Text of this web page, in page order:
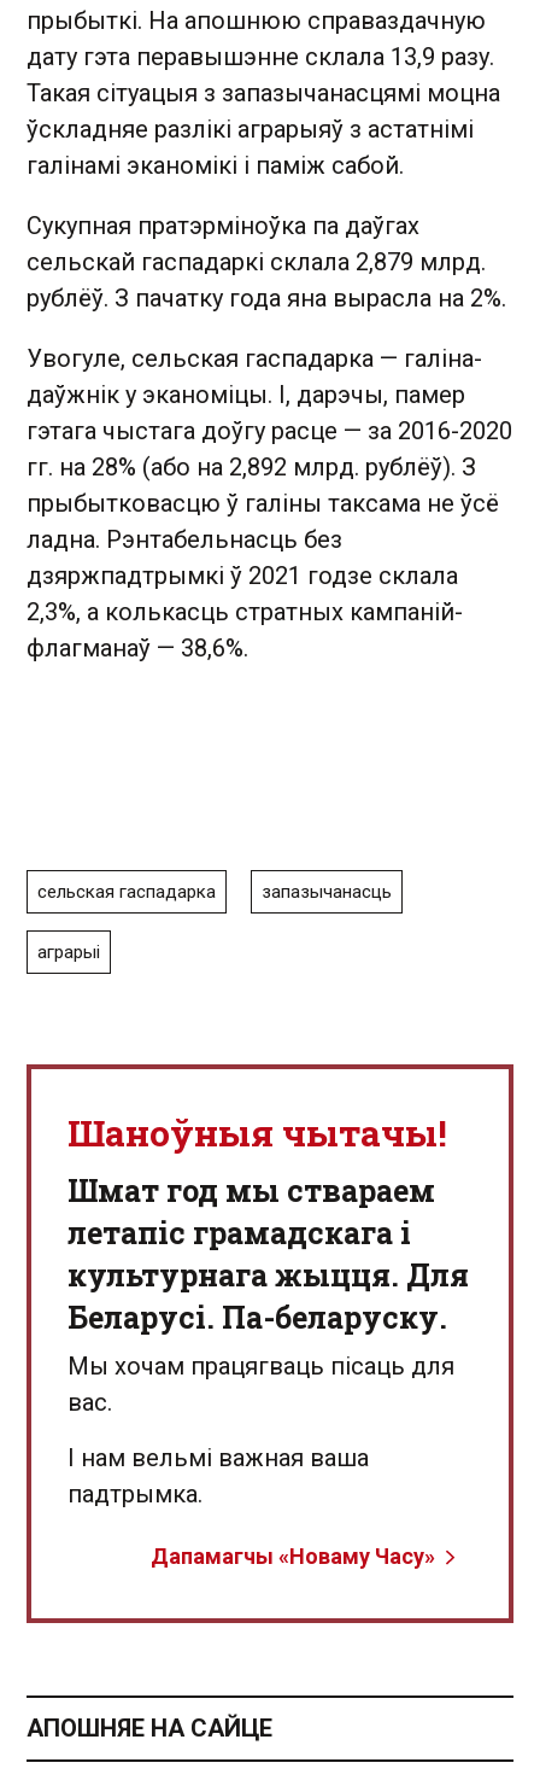
прыбыткі. На апошнюю справаздачную
дату гэта перавышэнне склала 13,9 разу.
Такая сітуацыя з запазычанасцямі моцна
ўскладняе разлікі аграрыяў з астатнімі
галінамі эканомікі і паміж сабой.
Сукупная пратэрміноўка па даўгах
сельскай гаспадаркі склала 2,879 млрд.
рублёў. З пачатку года яна вырасла на 2%.
Увогуле, сельская гаспадарка — галіна-
даўжнік у эканоміцы. І, дарэчы, памер
гэтага чыстага доўгу расце — за 2016-2020
гг. на 28% (або на 2,892 млрд. рублёў). З
прыбытковасцю ў галіны таксама не ўсё
ладна. Рэнтабельнасць без
дзяржпадтрымкі ў 2021 годзе склала
2,3%, а колькасць стратных кампаній-
флагманаў — 38,6%.
сельская гаспадарка запазычанасць
аграрыі
Шаноўныя чытачы!
Шмат год мы ствараем
летапіс грамадскага і
культурнага жыцця. Для
Беларусі. Па-беларуску.
Мы хочам працягваць пісаць для
вас.
І нам вельмі важная ваша
падтрымка.
Дапамагчы «Новаму Часу»
АПОШНЯЕ НА САЙЦЕ